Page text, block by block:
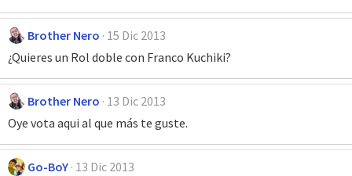
Brother Nero 15 Dic 2013
¿Quieres un Rol doble con Franco Kuchiki?
Brother Nero 13 Dic 2013
Oye vota aqui al que más te guste.
Go-BoY 13 Dic 2013